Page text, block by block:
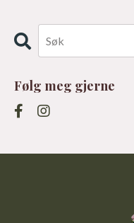
Følg meg gjerne